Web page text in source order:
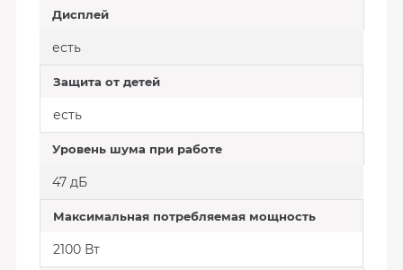
Дисплей
есть
Защита от детей
есть
Уровень шума при работе
47 дБ
Максимальная потребляемая мощность
2100 Вт